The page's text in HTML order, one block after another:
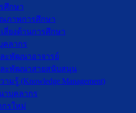
ศึกษา
ภาพการศึกษา
สี่ยงด้านการศึกษา
คลากร
ะพัฒนาอาจารย์
ละพัฒนาสายสนับสนุน
มรู้ (Knowledge Management)
าบุคลากร
รใหม่